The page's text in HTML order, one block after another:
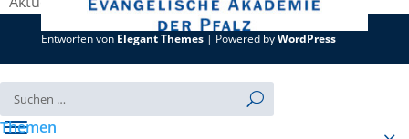
Entworfen von Elegant Themes| Powered byWordPress
Themen